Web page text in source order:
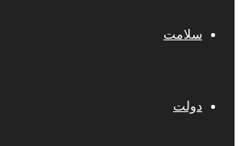
سلامت
دولت